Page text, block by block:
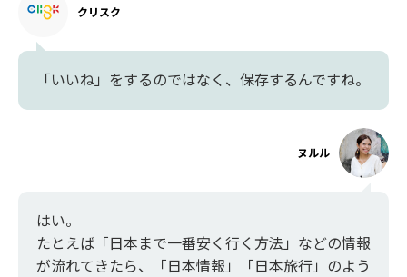
クリスク
「いいね」をするのではなく、保存するんですね。
ヌルル
はい。
たとえば「日本まで一番安く行く方法」などの情報
が流れてきたら、「日本情報」「日本旅行」のよう